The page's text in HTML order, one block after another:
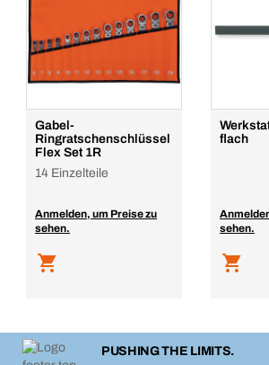
Gabel-
Ringratschenschlüssel
Flex Set 1R
14 Einzelteile
Anmelden, um Preise zu
sehen.
flach
sehen.
PUSHING THE LIMITS.